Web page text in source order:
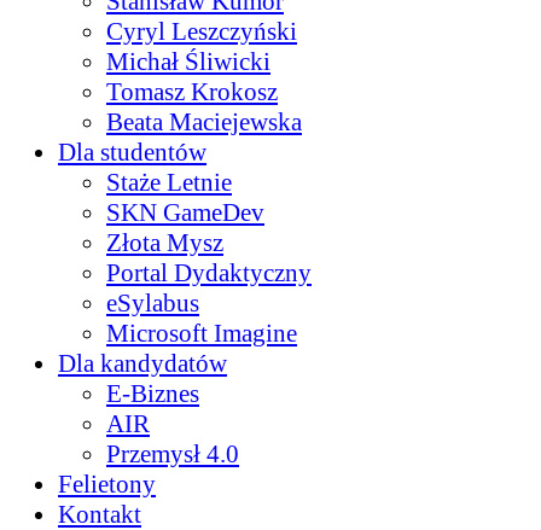
Cyryl Leszczyński
Michał Śliwicki
Tomasz Krokosz
Beata Maciejewska
Dla studentów
Staże Letnie
SKN GameDev
Złota Mysz
Portal Dydaktyczny
eSylabus
Microsoft Imagine
Dla kandydatów
E-Biznes
AIR
Przemysł 4.0
Felietony
Kontakt